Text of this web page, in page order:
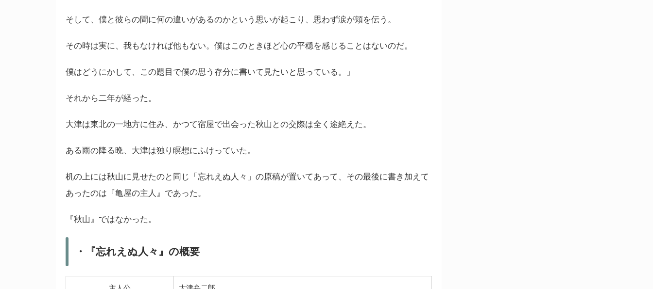
そして、僕と彼らの間に何の違いがあるのかという思いが起こり、思わず涙が頬を伝う。
その時は実に、我もなければ他もない。僕はこのときほど心の平穏を感じることはないのだ。
僕はどうにかして、この題目で僕の思う存分に書いて見たいと思っている。」
それから二年が経った。
大津は東北の一地方に住み、かつて宿屋で出会った秋山との交際は全く途絶えた。
ある雨の降る晩、大津は独り瞑想にふけっていた。
机の上には秋山に見せたのと同じ「忘れえぬ人々」の原稿が置いてあって、その最後に書き加えて
あったのは『亀屋の主人』であった。
『秋山』ではなかった。
・『忘れえぬ人々』の概要